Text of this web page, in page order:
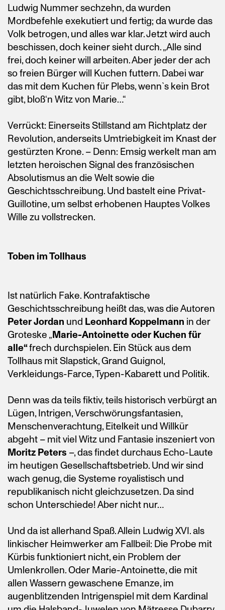
Ludwig Nummer sechzehn, da wurden
Mordbefehle exekutiert und fertig; da wurde das
Volk betrogen, und alles war klar. Jetzt wird auch
beschissen, doch keiner sieht durch. „Alle sind
frei, doch keiner will arbeiten. Aber jeder der ach
so freien Bürger will Kuchen futtern. Dabei war
das mit dem Kuchen für Plebs, wenn`s kein Brot
gibt, bloß‘n Witz von Marie…“
Verrückt: Einerseits Stillstand am Richtplatz der
Revolution, anderseits Umtriebigkeit im Knast der
gestürzten Krone. – Denn: Emsig werkelt man am
letzten heroischen Signal des französischen
Absolutismus an die Welt sowie die
Geschichtsschreibung. Und bastelt eine Privat-
Guillotine, um selbst erhobenen Hauptes Volkes
Wille zu vollstrecken.
Toben im Tollhaus
Ist natürlich Fake. Kontrafaktische
Geschichtsschreibung heißt das, was die Autoren
Peter Jordan und Leonhard Koppelmann in der
Groteske „Marie-Antoinette oder Kuchen für
alle“frech durchspielen. Ein Stück aus dem
Tollhaus mit Slapstick, Grand Guignol,
Verkleidungs-Farce, Typen-Kabarett und Politik.
Denn was da teils fiktiv, teils historisch verbürgt an
Lügen, Intrigen, Verschwörungsfantasien,
Menschenverachtung, Eitelkeit und Willkür
abgeht – mit viel Witz und Fantasie inszeniert von
Moritz Peters –, das findet durchaus Echo-Laute
im heutigen Gesellschaftsbetrieb. Und wir sind
wach genug, die Systeme royalistisch und
republikanisch nicht gleichzusetzen. Da sind
schon Unterschiede! Aber nicht nur…
Und da ist allerhand Spaß. Allein Ludwig XVI. als
linkischer Heimwerker am Fallbeil: Die Probe mit
Kürbis funktioniert nicht, ein Problem der
Umlenkrollen. Oder Marie-Antoinette, die mit
allen Wassern gewaschene Emanze, im
augenblitzenden Intrigenspiel mit dem Kardinal